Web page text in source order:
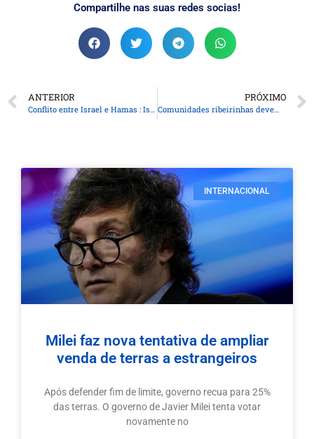
Compartilhe nas suas redes socias!
ANTERIOR
Conflito entre Israel e Hamas : Israel declara estado de guerra
PRÓXIMO
Comunidades ribeirinhas devem redobrar a atenção, alerta Copel
INTERNACIONAL
Milei faz nova tentativa de ampliar
venda de terras a estrangeiros
Após defender fim de limite, governo recua para 25%
das terras. O governo de Javier Milei tenta votar
novamente no